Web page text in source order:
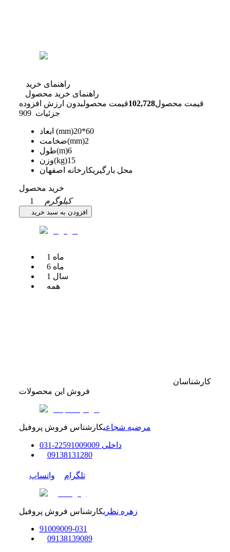
راهنمای خرید
راهنمای خرید محصول
قیمت محصول102,728قیمت محصولبدون ارزش افزوده
909 جزئیات
ابعاد (mm)20*60
ضخامت(mm)2
طول(m)6
وزن(kg)15
محل بارگیریکارخانه اصفهان
خرید محصول
1
کیلوگرم
افزودن به سبد خرید
1 ماه
6 ماه
1 سال
همه
کارشناسان
فروش این محصولات
مرضیه شجاعیکارشناس فروش پروفیل
داخلی 22591009009
-
031
09138131280
تلگرام واتساپ
زهره نظریکارشناس فروش پروفیل
91009009-031
09138139089